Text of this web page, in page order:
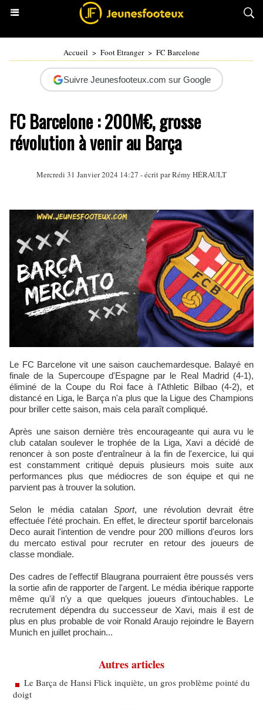
Accueil > Foot Etranger > FC Barcelone
Suivre Jeunesfooteux.com sur Google
FC Barcelone : 200M€, grosse
révolution à venir au Barça
Mercredi 31 Janvier 2024 14:27 - écrit parRémy HÉRAULT
Le FC Barcelone vit une saison cauchemardesque. Balayé en
finale de la Supercoupe d'Espagne par le Real Madrid (4-1),
éliminé de la Coupe du Roi face à l'Athletic Bilbao (4-2), et
distancé en Liga, le Barça n'a plus que la Ligue des Champions
pour briller cette saison, mais cela paraît compliqué.
Après une saison dernière très encourageante qui aura vu le
club catalan soulever le trophée de la Liga, Xavi a décidé de
renoncer à son poste d'entraîneur à la fin de l'exercice, lui qui
est constamment critiqué depuis plusieurs mois suite aux
performances plus que médiocres de son équipe et qui ne
parvient pas à trouver la solution.
Selon le média catalan Sport, une révolution devrait être
effectuée l'été prochain. En effet, le directeur sportif barcelonais
Deco aurait l'intention de vendre pour 200 millions d'euros lors
du mercato estival pour recruter en retour des joueurs de
classe mondiale.
Des cadres de l'effectif Blaugrana pourraient être poussés vers
la sortie afin de rapporter de l'argent. Le média ibérique rapporte
même qu'il n'y a que quelques joueurs d'intouchables. Le
recrutement dépendra du successeur de Xavi, mais il est de
plus en plus probable de voir Ronald Araujo rejoindre le Bayern
Munich en juillet prochain...
Autres articles
Le Barça de Hansi Flick inquiète, un gros problème pointé du
doigt